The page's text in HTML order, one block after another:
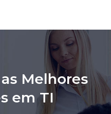
Melhores
em TI